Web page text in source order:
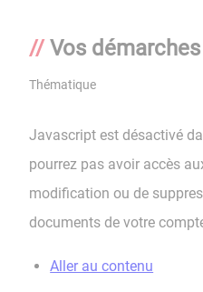
Vos
Thématique
Javascript est désactivé
pourrez pas avoir accès
modification ou de
documents de votre
Aller au contenu